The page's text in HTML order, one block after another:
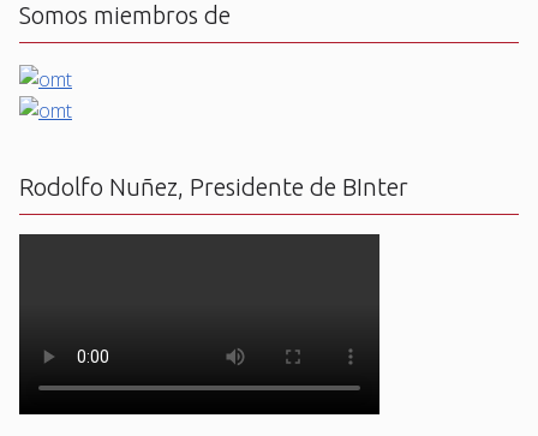
Somos miembros de
Rodolfo Nuñez, Presidente de BInter